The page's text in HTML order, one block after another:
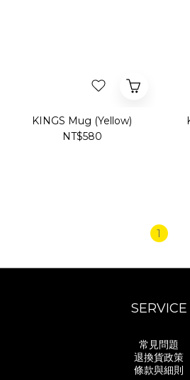
KINGS Mug (Yellow)
NT$580
1
SERVICE
常見問題
退換貨政策
條款與細則